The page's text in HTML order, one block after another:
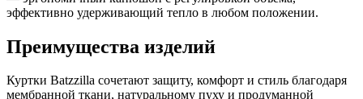
эффективно удерживающий тепло в любом положении.
Преимущества изделий
Куртки Batzzilla сочетают защиту, комфорт и стиль благодаря
мембранной ткани, натуральному пуху и продуманной